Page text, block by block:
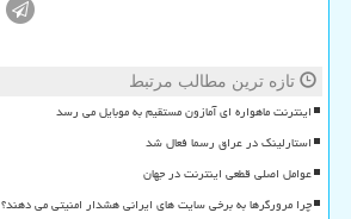
تازه ترین مطالب مرتبط
اینترنت ماهواره ای آمازون مستقیم به موبایل می رسد
استارلینک در عراق رسما فعال شد
عوامل اصلی قطعی اینترنت در جهان
چرا مرورگرها به برخی سایت های ایرانی هشدار امنیتی می دهند؟